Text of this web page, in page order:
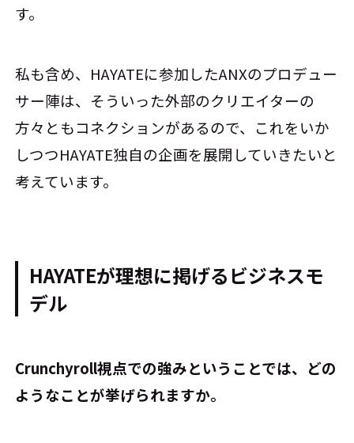
す。
私も含め、HAYATEに参加したANXのプロデュー
サー陣は、そういった外部のクリエイターの
方々ともコネクションがあるので、これをいか
しつつHAYATE独自の企画を展開していきたいと
考えています。
HAYATEが理想に掲げるビジネスモ
デル
――Crunchyroll視点での強みということでは、どの
ようなことが挙げられますか。